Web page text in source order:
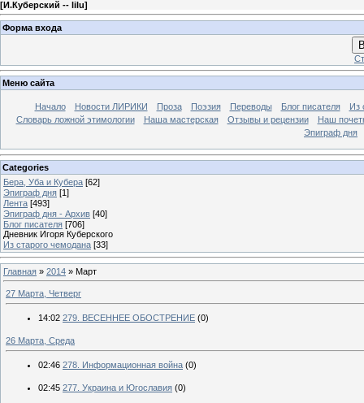
[И.Куберский -- lilu]
Форма входа
Меню сайта
Начало Новости ЛИРИКИ Проза Поэзия Переводы Блог писателя
Из
Словарь ложной этимологии
Наша мастерская Отзывы и рецензии
Наш
Эпиграф дня
Categories
Бера, Уба и Кубера [62]
Эпиграф дня [1]
Лента [493]
Эпиграф дня - Архив [40]
Блог писателя [706]
Дневник Игоря Куберского
Из старого чемодана [33]
Главная » 2014 » Март
27 Марта, Четверг
14:02 279. ВЕСЕННЕЕ ОБОСТРЕНИЕ (0)
26 Марта, Среда
02:46 278. Информационная война (0)
02:45 277. Украина и Югославия (0)